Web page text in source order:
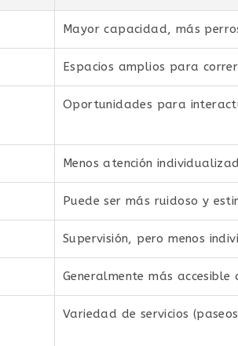
Mayor capacidad, más
Espacios amplios para
Oportunidades para
Menos atención
Puede ser más ruidoso y
Supervisión, pero menos
Generalmente más
Variedad de servicios